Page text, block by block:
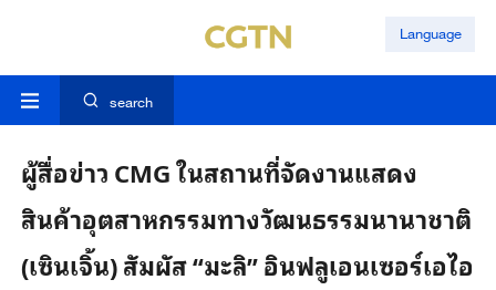
Language
search
ผู้สื่อข่าว CMG ในสถานที่จัดงานแสดง
สินค้าอุตสาหกรรมทางวัฒนธรรมนานาชาติ
(เซินเจิ้น) สัมผัส “มะลิ” อินฟลูเอนเซอร์เอไอ